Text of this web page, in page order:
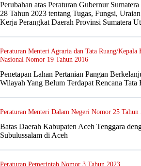
Perubahan atas Peraturan Gubernur
28 Tahun 2023 tentang Tugas, Fungsi,
Kerja Perangkat Daerah Provinsi Sumatera
Peraturan Menteri Agraria dan Tata Ruang/Kepala
Nasional Nomor 19 Tahun 2016
Penetapan Lahan Pertanian Pangan
Wilayah Yang Belum Terdapat Rencana Tata
Peraturan Menteri Dalam Negeri Nomor 25 Tahun
Batas Daerah Kabupaten Aceh Tenggara
Subulussalam di Aceh
Peraturan Pemerintah Nomor 3 Tahun 2023